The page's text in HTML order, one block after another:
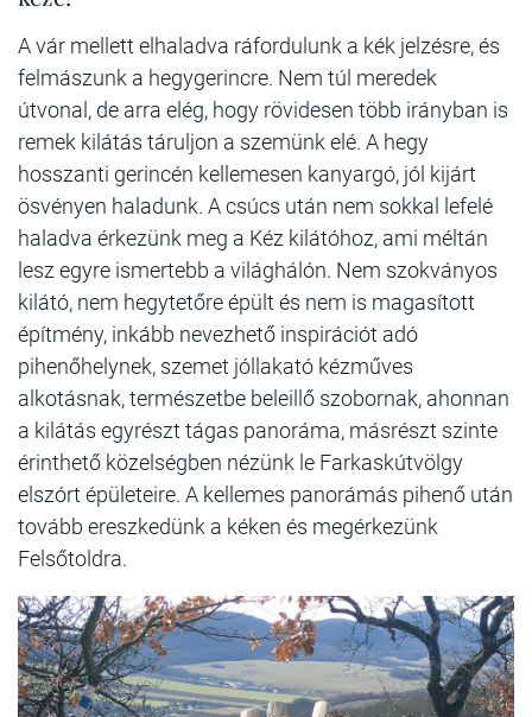
A vár mellett elhaladva ráfordulunk a kék jelzésre, és
felmászunk a hegygerincre. Nem túl meredek
útvonal, de arra elég, hogy rövidesen több irányban is
remek kilátás táruljon a szemünk elé. A hegy
hosszanti gerincén kellemesen kanyargó, jól kijárt
ösvényen haladunk. A csúcs után nem sokkal lefelé
haladva érkezünk meg a Kéz kilátóhoz, ami méltán
lesz egyre ismertebb a világhálón. Nem szokványos
kilátó, nem hegytetőre épült és nem is magasított
építmény, inkább nevezhető inspirációt adó
pihenőhelynek, szemet jóllakató kézműves
alkotásnak, természetbe beleillő szobornak, ahonnan
a kilátás egyrészt tágas panoráma, másrészt szinte
érinthető közelségben nézünk le Farkaskútvölgy
elszórt épületeire. A kellemes panorámás pihenő után
tovább ereszkedünk a kéken és megérkezünk
Felsőtoldra.